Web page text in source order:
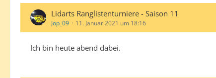
Lidarts Ranglistenturniere - Saison 11
Jop_09 11. Januar 2021 um 18:16
Ich bin heute abend dabei.